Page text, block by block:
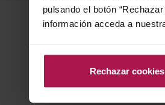
pulsando el botón
información acceda a
Rechazar cookies